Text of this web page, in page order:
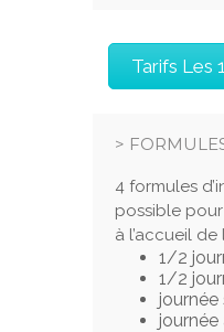
Tarifs Les
>
4 formules
possible
à l’accueil de
1/2
1/2
journée
journée